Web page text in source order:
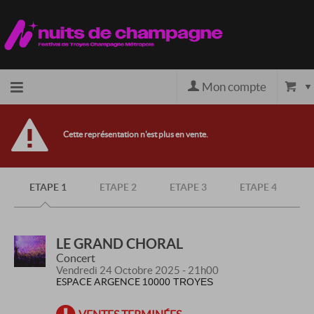
Accueil
officiel
Mon compte
Cette représentation n'est plus en vente.
ETAPE 1 ETAPE 2 ETAPE 3 ETAPE 4
LE GRAND CHORAL
Concert
Vendredi 24 Octobre 2025 - 21h00
ESPACE ARGENCE 10000 TROYES